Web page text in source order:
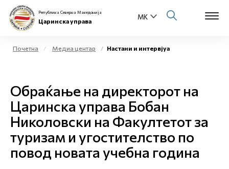
Физички лица
Open
Бизнис заедница
Е-Царина
Република Северна Македонија
Царинска управа
Почетна Медиа центар Настани и интервјуа
Обраќање на директорот на
Царинска управа Бобан
Николовски на Факултетот за
туризам и угостителство по
повод новата учебна година